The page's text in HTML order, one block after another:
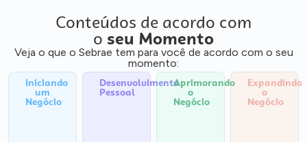
Conteúdos de acordo com
o seu Momento
Veja o que o Sebrae tem para você de acordo com o seu
momento:
Iniciando
um
Negócio
Desenvolvimento
Pessoal
Aprimorando
o
Negócio
Expandindo
o
Negócio